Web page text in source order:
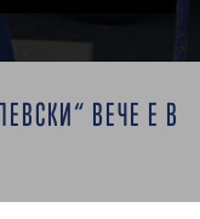
ВЕЧЕ Е В